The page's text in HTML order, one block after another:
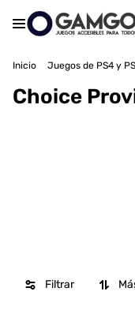
Inicio Juegos de PS4 y
Choice
Filtrar